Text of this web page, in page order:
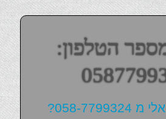
הטלפון: